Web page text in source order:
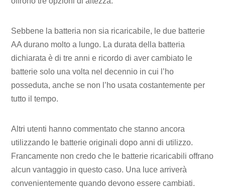
Sebbene la batteria non sia ricaricabile, le due batterie
AA durano molto a lungo. La durata della batteria
dichiarata è di tre anni e ricordo di aver cambiato le
batterie solo una volta nel decennio in cui l’ho
posseduta, anche se non l’ho usata costantemente per
tutto il tempo.
Altri utenti hanno commentato che stanno ancora
utilizzando le batterie originali dopo anni di utilizzo.
Francamente non credo che le batterie ricaricabili offrano
alcun vantaggio in questo caso. Una luce arriverà
convenientemente quando devono essere cambiati.